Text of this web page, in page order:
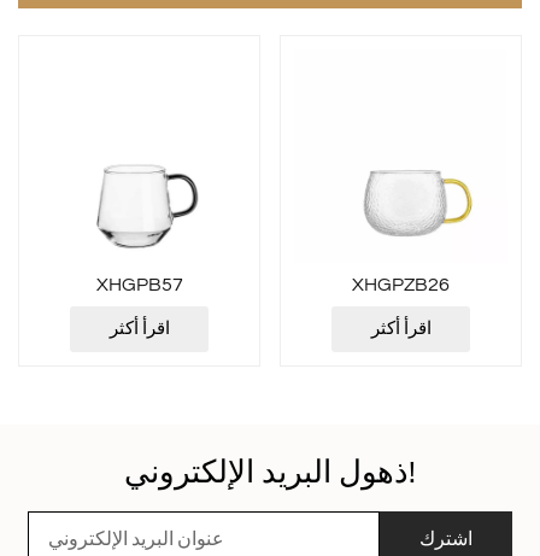
XHGPB57
اقرأ أكثر
XHGPZB26
اقرأ أكثر
ذهول البريد الإلكتروني!
اشترك